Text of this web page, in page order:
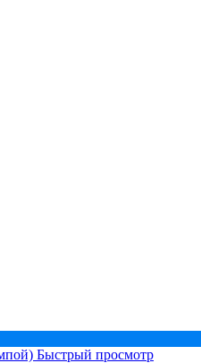
Быстрый просмотр